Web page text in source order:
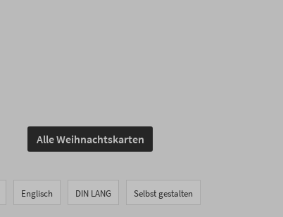
Alle Weihnachtskarten
Englisch DIN LANG Selbst gestalten